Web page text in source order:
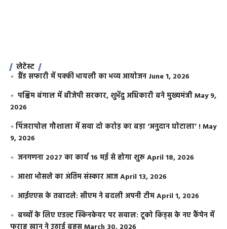
लेटेस्ट
ग्रैंड सफारी में पक्की भायली का भव्य आयोजन June 1, 2026
पश्चिम बंगाल में बीजेपी सरकार, शुभेंदु अधिकारी बने मुख्यमंत्रीMay 9,
2026
​पिंजरापोल गौशाला में सवा दो करोड़ का बड़ा ‘अनुदान घोटाला’ !May
9, 2026
जनगणना 2027 का कार्य 16 मई से होगा शुरूApril 18, 2026
आशा भोसले का अंतिम संस्कार आजApril 13, 2026
आईएएस के तबादले: सीएम ने बदली अपनी टीमApril 1, 2026
बच्चों के लिए एडल्ट स्किनकेयर पर सवाल: टूको किड्स के नए कैंपेन में